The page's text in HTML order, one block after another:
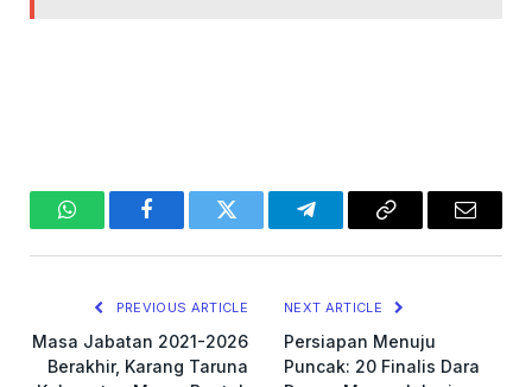
WhatsAppFacebookTwitter TelegramCopy
Email
PREVIOUS ARTICLE
Masa Jabatan 2021-2026
Berakhir, Karang Taruna
NEXT ARTICLE
Persiapan Menuju
Puncak: 20 Finalis Dara